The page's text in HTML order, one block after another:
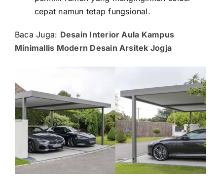
cepat namun tetap fungsional.
Baca Juga: Desain Interior Aula Kampus
Minimallis Modern Desain Arsitek Jogja